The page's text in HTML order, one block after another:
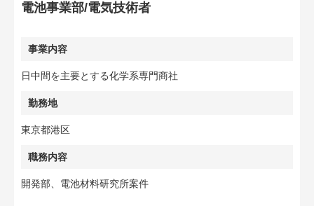
電池事業部/電気技術者
事業内容
日中間を主要とする化学系専門商社
勤務地
東京都港区
職務内容
開発部、電池材料研究所案件